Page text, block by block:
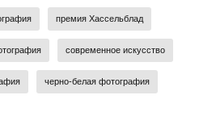
премия Хассельблад
современное искусство
черно-белая фотография